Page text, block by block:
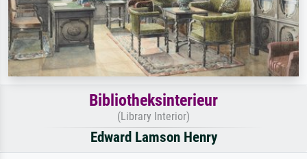
Bibliotheksinterieur
(Library Interior)
Edward Lamson Henry